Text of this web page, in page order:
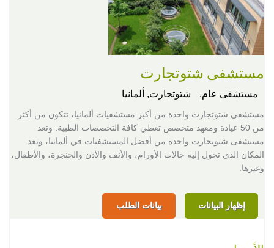
مستشفى شتوتجارت
مستشفى عام, شتوتجارت, ألمانيا
مستشفى شتوتجارت واحدة من أكبر مستشفيات ألمانيا، تتكون من أكثر
من 50 عيادة ومعهد متخصص تغطي كافة التخصصات الطبية. وتعد
مستشفى شتوتجارت واحدة من أفضل المستشفيات في ألمانيا، وتعد
المكان الذي تحول إليه حالات الأورام، والأنف والأذن والحنجرة، والأطفال،
وغيرها.
إظهار البيانات بيانات الطلب